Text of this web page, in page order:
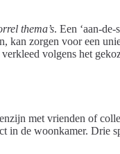
thema’s. Een ‘aan-
kan zorgen voor een
volgens het
met vrienden of
in de woonkamer. Drie